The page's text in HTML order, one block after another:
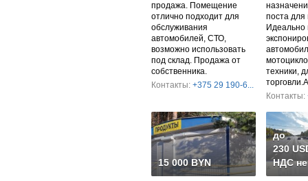
продажа. Помещение
отлично подходит для
обслуживания
автомобилей, СТО,
возможно использовать
под склад. Продажа от
собственника.
Контакты: +375 29 190-6...
поста для
Идеально
техники,
Контакты:
15 000 BYN
до
230
НДС